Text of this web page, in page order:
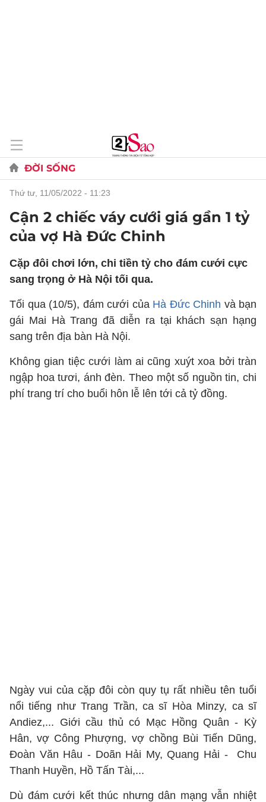
ĐỜI SỐNG
thứ tư, 11/05/2022 - 11:23
Cận 2 chiếc váy cưới giá gần 1 tỷ
của vợ Hà Đức Chinh
Cặp đôi chơi lớn, chi tiền tỷ cho đám cưới cực
sang trọng ở Hà Nội tối qua.
Tối qua (10/5), đám cưới của Hà Đức Chinh và bạn
gái Mai Hà Trang đã diễn ra tại khách sạn hạng
sang trên địa bàn Hà Nội.
Không gian tiệc cưới làm ai cũng xuýt xoa bởi tràn
ngập hoa tươi, ánh đèn. Theo một số nguồn tin, chi
phí trang trí cho buổi hôn lễ lên tới cả tỷ đồng.
Ngày vui của cặp đôi còn quy tụ rất nhiều tên tuổi
nổi tiếng như Trang Trần, ca sĩ Hòa Minzy, ca sĩ
Andiez,... Giới cầu thủ có Mạc Hồng Quân - Kỳ
Hân, vợ Công Phượng, vợ chồng Bùi Tiến Dũng,
Đoàn Văn Hâu - Doãn Hải My, Quang Hải - Chu
Thanh Huyền, Hồ Tấn Tài,...
Dù đám cưới kết thúc nhưng dân mạng vẫn nhiệt